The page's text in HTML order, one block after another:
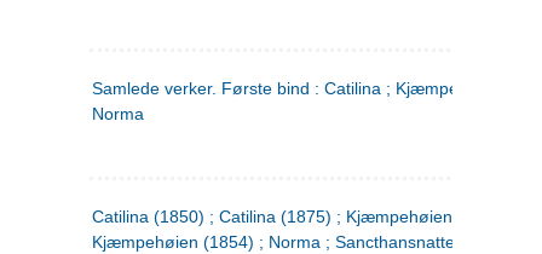
Samlede verker. Første bind : Catilina ; Kjæmpehøien ;
Norma
Catilina (1850) ; Catilina (1875) ; Kjæmpehøien (1850) ;
Kjæmpehøien (1854) ; Norma ; Sancthansnatten